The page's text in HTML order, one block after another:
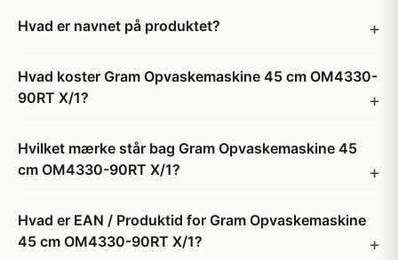
Hvad er navnet på produktet?
Hvad koster Gram Opvaskemaskine 45 cm OM4330-
90RT X/1?
Hvilket mærke står bag Gram Opvaskemaskine 45
cm OM4330-90RT X/1?
Hvad er EAN / Produktid for Gram Opvaskemaskine
45 cm OM4330-90RT X/1?